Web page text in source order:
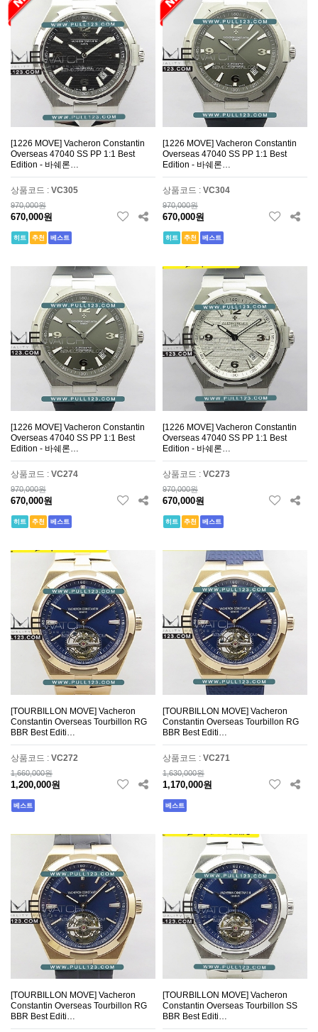
[1226 MOVE] Vacheron Constantin
Overseas 47040 SS PP 1:1 Best
Edition - 바쉐론…
상품코드 : VC305
970,000원
670,000원
히트 추천 베스트
[1226 MOVE] Vacheron Constantin
Overseas 47040 SS PP 1:1 Best
Edition - 바쉐론…
상품코드 : VC304
970,000원
670,000원
히트 추천 베스트
[1226 MOVE] Vacheron Constantin
Overseas 47040 SS PP 1:1 Best
Edition - 바쉐론…
상품코드 : VC274
970,000원
670,000원
히트 추천 베스트
[1226 MOVE] Vacheron Constantin
Overseas 47040 SS PP 1:1 Best
Edition - 바쉐론…
상품코드 : VC273
970,000원
670,000원
히트 추천 베스트
[TOURBILLON MOVE] Vacheron
Constantin Overseas Tourbillon RG
BBR Best Editi…
상품코드 : VC272
1,660,000원
1,200,000원
베스트
[TOURBILLON MOVE] Vacheron
Constantin Overseas Tourbillon RG
BBR Best Editi…
상품코드 : VC271
1,630,000원
1,170,000원
베스트
[TOURBILLON MOVE] Vacheron
Constantin Overseas Tourbillon RG
BBR Best Editi…
[TOURBILLON MOVE] Vacheron
Constantin Overseas Tourbillon SS
BBR Best Editi…